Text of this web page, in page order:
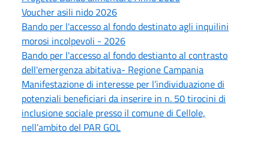
Voucher asili nido 2026
Bando per l'accesso al fondo destinato agli inquilini
morosi incolpevoli - 2026
Bando per l'accesso al fondo destianto al contrasto
dell'emergenza abitativa- Regione Campania
Manifestazione di interesse per l’individuazione di
potenziali beneficiari da inserire in n. 50 tirocini di
inclusione sociale presso il comune di Cellole,
nell’ambito del PAR GOL